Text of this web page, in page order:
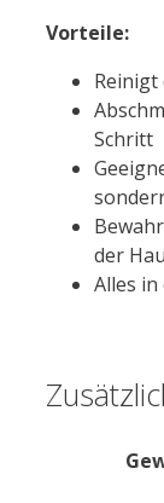
Vorteile:
Schritt
der
Alles